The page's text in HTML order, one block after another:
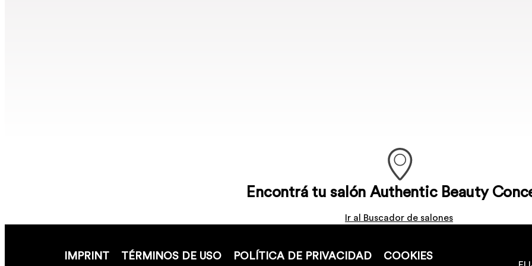
Encontrá tu salón Authentic Beauty
Ir al Buscador de salones
IMPRINT TÉRMINOS DE USO POLÍTICA DE PRIVACIDAD COOKIES